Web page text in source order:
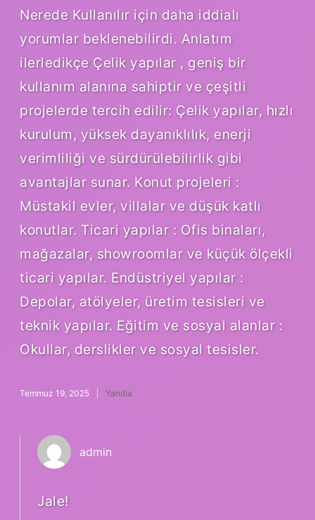
Nerede Kullanılır için daha iddialı
yorumlar beklenebilirdi. Anlatım
ilerledikçe Çelik yapılar , geniş bir
kullanım alanına sahiptir ve çeşitli
projelerde tercih edilir: Çelik yapılar, hızlı
kurulum, yüksek dayanıklılık, enerji
verimliliği ve sürdürülebilirlik gibi
avantajlar sunar. Konut projeleri :
Müstakil evler, villalar ve düşük katlı
konutlar. Ticari yapılar : Ofis binaları,
mağazalar, showroomlar ve küçük ölçekli
ticari yapılar. Endüstriyel yapılar :
Depolar, atölyeler, üretim tesisleri ve
teknik yapılar. Eğitim ve sosyal alanlar :
Okullar, derslikler ve sosyal tesisler.
Temmuz 19, 2025 Yanıtla
admin
Jale!